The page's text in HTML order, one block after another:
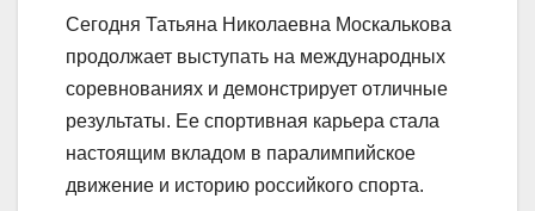
Сегодня Татьяна Николаевна Москалькова
продолжает выступать на международных
соревнованиях и демонстрирует отличные
результаты. Ее спортивная карьера стала
настоящим вкладом в паралимпийское
движение и историю российкого спорта.